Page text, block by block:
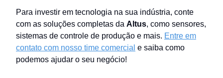
Para investir em tecnologia na sua indústria, conte
com as soluções completas da Altus, como sensores,
sistemas de controle de produção e mais. Entre em
contato com nosso time comercial e saiba como
podemos ajudar o seu negócio!